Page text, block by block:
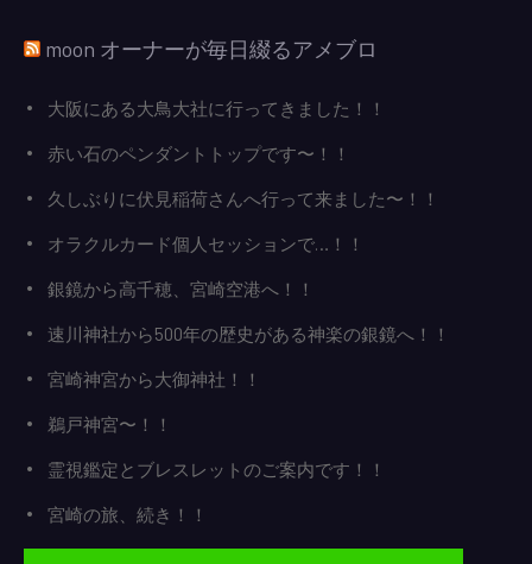
moon オーナーが毎日綴るアメブロ
大阪にある大鳥大社に行ってきました！！
赤い石のペンダントトップです〜！！
久しぶりに伏見稲荷さんへ行って来ました〜！！
オラクルカード個人セッションで…！！
銀鏡から高千穂、宮崎空港へ！！
速川神社から500年の歴史がある神楽の銀鏡へ！！
宮崎神宮から大御神社！！
鵜戸神宮〜！！
霊視鑑定とブレスレットのご案内です！！
宮崎の旅、続き！！